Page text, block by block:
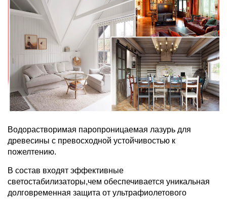
Водорастворимая паропроницаемая лазурь для
древесины с превосходной устойчивостью к
пожелтению.
В состав входят эффективные
светостабилизаторы,чем обеспечивается уникальная
долговременная защита от ультрафиолетового